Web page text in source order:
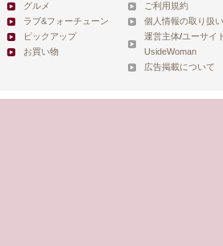
グルメ
ラブ&フォーチューン
ピックアップ
お買い物
ご利用規約
個人情報の取り扱
運営主体/ユーサイ
UsideWoman
広告掲載について